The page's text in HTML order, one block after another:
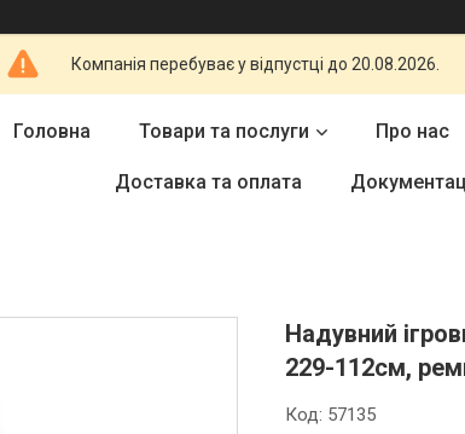
Компанія перебуває у відпустці до 20.08.2026.
Головна Товари та послуги Про нас
Доставка та оплата
Надувний
229-112см,
Код: 57135